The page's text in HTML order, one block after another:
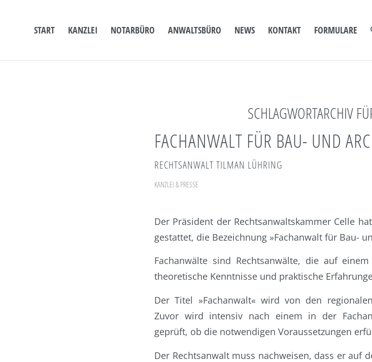
START KANZLEI NOTARBÜRO ANWALTSBÜRO NEWS KONTAKT FORMULARE
SCHLAGWORTARCHIV
FACHANWALT FÜR BAU- UND
RECHTSANWALT TILMAN LÜHRING
KANZLEI & PRESSE
Der Präsident der Rechtsanwaltskammer Celle
gestattet, die Bezeichnung »Fachanwalt für Bau-
Fachanwälte sind Rechtsanwälte, die auf
theoretische Kenntnisse und praktische
Der Titel »Fachanwalt« wird von den
Zuvor wird intensiv nach einem in der
geprüft, ob die notwendigen Voraussetzungen
Der Rechtsanwalt muss nachweisen, dass er auf